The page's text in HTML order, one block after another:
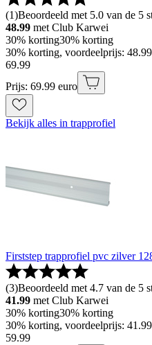
(1)Beoordeeld met 5.0 van de 5
48.99 met Club Karwei
30% korting30% korting
30% korting, voordeelprijs:
69.99
Prijs: 69.99 euro
Bekijk alles in trapprofiel
Firststep trapprofiel pvc zilver
(3)Beoordeeld met 4.7 van de 5
41.99 met Club Karwei
30% korting30% korting
30% korting, voordeelprijs:
59.99